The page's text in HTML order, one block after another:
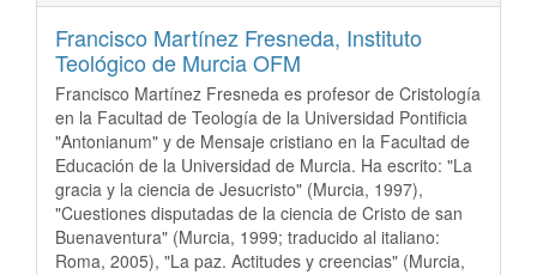
Francisco Martínez Fresneda, Instituto
Teológico de Murcia OFM
Francisco Martínez Fresneda es profesor de Cristología
en la Facultad de Teología de la Universidad Pontificia
"Antonianum" y de Mensaje cristiano en la Facultad de
Educación de la Universidad de Murcia. Ha escrito: "La
gracia y la ciencia de Jesucristo" (Murcia, 1997),
"Cuestiones disputadas de la ciencia de Cristo de san
Buenaventura" (Murcia, 1999; traducido al italiano:
Roma, 2005), "La paz. Actitudes y creencias" (Murcia,